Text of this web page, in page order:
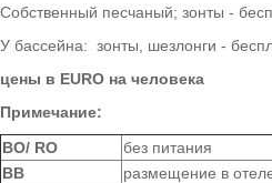
Собственный песчаный; зонты -
У бассейна: зонты, шезлонги -
цены в EURO на человека
Примечание:
ВО/ RO
без питания
BB
размещение в